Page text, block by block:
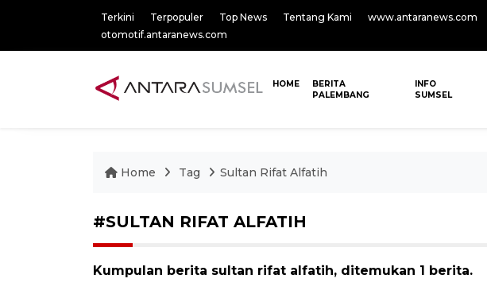
Terkini Terpopuler Top News Tentang Kami www.antaranews.com
otomotif.antaranews.com
HOME
BERITA
PALEMBANG
INFO
SUMSEL
Home Tag Sultan Rifat Alfatih
#SULTAN RIFAT ALFATIH
Kumpulan berita sultan rifat alfatih, ditemukan 1 berita.